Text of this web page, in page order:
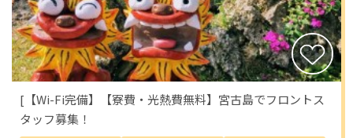
[【Wi-Fi完備】【寮費・光熱費無料】宮古島でフロントス
タッフ募集！